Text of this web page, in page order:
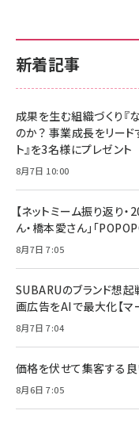
新着記事
成果を生む組織づくり
のか？ 事業成長をリード
ト』を3名様にプレゼント
8月7日 10:00
【ネットミーム振り返り
ん・橋本愛さん」「
8月7日 7:05
SUBARUのブランド想起
画広告をAIで最大化【マ
8月7日 7:04
価格を伏せて集客する
8月6日 7:05